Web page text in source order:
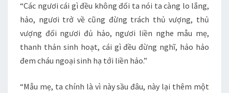
“Các ngươi cái gì đều không đối ta nói ta càng lo lắng,
hảo, ngươi trở về cũng đừng trách thủ vượng, thủ
vượng đối ngươi đủ hảo, ngươi liền nghe mẫu mẹ,
thanh thản sinh hoạt, cái gì đều đừng nghĩ, hảo hảo
đem cháu ngoại sinh hạ tới liền hảo.”
“Mẫu mẹ, ta chính là vì này sầu đâu, này lại thêm một